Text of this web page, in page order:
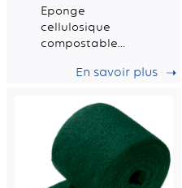
Eponge
cellulosique
compostable
contact
Tradition humide
grande n°8 -
Fabrication
française
En savoir plus